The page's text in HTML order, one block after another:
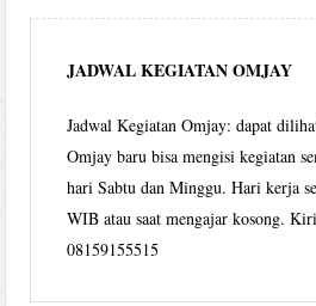
JADWAL KEGIATAN OMJAY
Jadwal Kegiatan Omjay: dapat
Omjay baru bisa mengisi kegiatan
hari Sabtu dan Minggu. Hari kerja
WIB atau saat mengajar kosong.
08159155515